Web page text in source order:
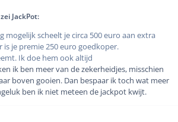
JackPot:
mogelijk scheelt je circa 500 euro aan extra
is je premie 250 euro goedkoper.
Ik doe hem ook altijd
ik ben meer van de zekerheidjes, misschien
boven gooien. Dan bespaar ik toch wat meer
ben ik niet meteen de jackpot kwijt.